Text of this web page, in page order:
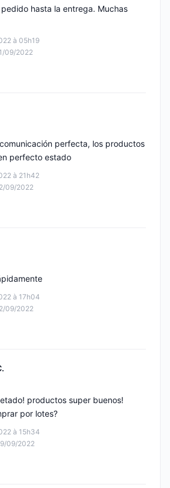
à 05h19
09/2022
hasta la entrega. Muchas
à 21h42
09/2022
perfecta, los productos
perfecto estado
à 17h04
09/2022
à 15h34
09/2022
productos super buenos!
por lotes?